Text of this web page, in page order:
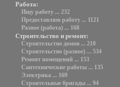
Работа:
Ищу работу ... 232
Предоставляю работу ... 1121
Разное (работа) ... 168
Строительство и ремонт:
Строительство домов ... 210
Строительство (разное) ... 534
Ремонт помещений ... 153
Сантехнические работы ... 135
Электрика ... 169
Строительные бригады ... 94